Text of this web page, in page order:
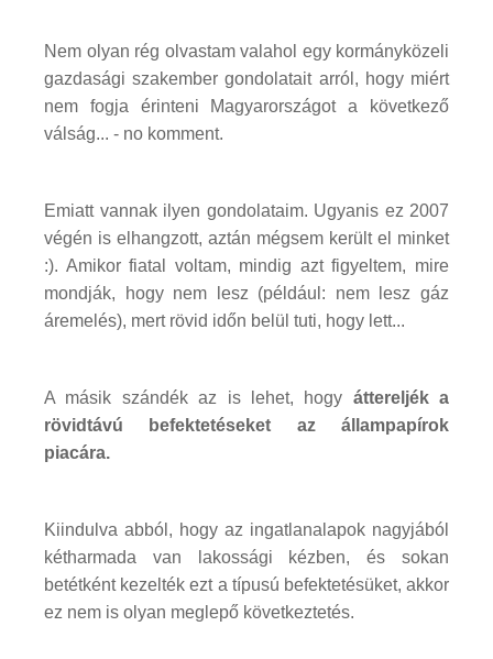
Nem olyan rég olvastam valahol egy kormányközeli
gazdasági szakember gondolatait arról, hogy miért
nem fogja érinteni Magyarországot a következő
válság... - no komment.
Emiatt vannak ilyen gondolataim. Ugyanis ez 2007
végén is elhangzott, aztán mégsem került el minket
:). Amikor fiatal voltam, mindig azt figyeltem, mire
mondják, hogy nem lesz (például: nem lesz gáz
áremelés), mert rövid időn belül tuti, hogy lett...
A másik szándék az is lehet, hogy áttereljék a
rövidtávú befektetéseket az állampapírok
piacára.
Kiindulva abból, hogy az ingatlanalapok nagyjából
kétharmada van lakossági kézben, és sokan
betétként kezelték ezt a típusú befektetésüket, akkor
ez nem is olyan meglepő következtetés.